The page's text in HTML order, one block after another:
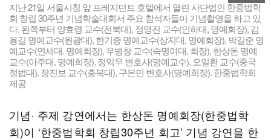
지난 21일 서울시청 앞 프레지던트 호텔에서 열린 사단법인 한중법학
회 창립 30주년 기념학술대회서 주요 참석자들이 기념촬영을 하고 있
다. 왼쪽부터 양효령 교수(전북대), 정영진 교수(인하대, 명예회장), 김
용길 명예교수(원광대), 한기종 명예교수(상지대, 명예회장), 박길준 명
예교수(연세대. 명예회장), 우병창 교수(숙명여대, 회장), 한상돈 명예
교수(아주대, 명예회장), 정익우 변호사(명예교수), 오일환 교수(중국
정법대), 장진보 교수(충북대), 구본민 변호사(명예회장). 한중법학회
제공
기념· 주제 강연에서는 한상돈 명예회장(한중법학
회)이 ‘한중법학회 창립30주년 회고’ 기념 강연을 한